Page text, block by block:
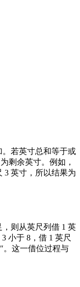
若英寸总和等于或
剩余英寸。例如，
3 英寸，所以结果为
则从英尺列借 1 英
3 小于 8，借 1 英尺
。这一借位过程与